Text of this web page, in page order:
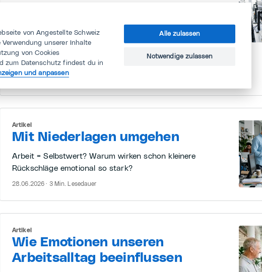
Ein ganzer Tag, um wirklich voranzukommen: Ist das zum
Privileg geworden? Dieser Artikel handelt von Effizienz,
vom Konzept des «Deep Work» und von Werkzeugen, die
helfen, ohne Ablenkung zu arbeiten.
29.07.2026 · 3 Min. Lesedauer
Mit Niederlagen umgehen
Artikel
Arbeit = Selbstwert? Warum wirken schon kleinere
Rückschläge emotional so stark?
28.06.2026 · 3 Min. Lesedauer
Wie Emotionen unseren
Arbeitsalltag beeinflussen
Artikel
von Angestellte Schweiz
unserer Inhalte
von Cookies
zum Datenschutz findest du in
und anpassen
Alle zulassen
Notwendige zulassen